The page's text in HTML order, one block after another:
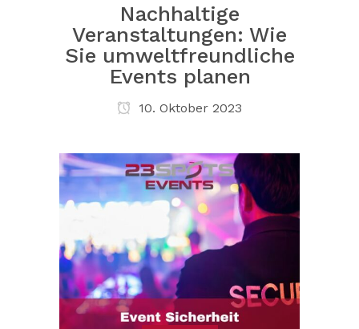
Nachhaltige
Veranstaltungen: Wie
Sie umweltfreundliche
Events planen
10. Oktober 2023